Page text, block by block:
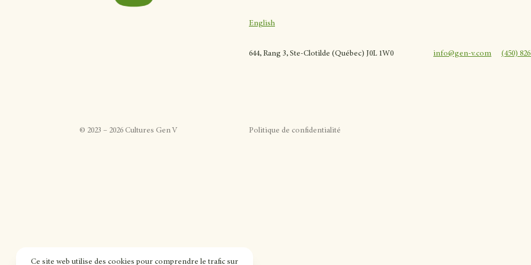
Ce site web utilise des cookies pour comprendre le trafic sur
© 2023 – 2026 Cultures Gen V
English
644, Rang 3, Ste-Clotilde (Québec) J0L 1W0 info@gen-v.com (450)
Politique de confidentialité